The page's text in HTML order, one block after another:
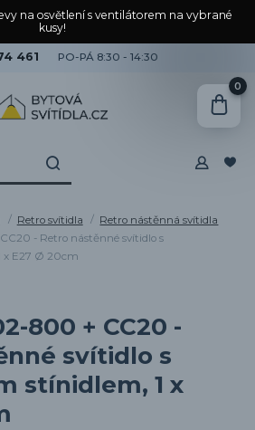
na osvětlení s ventilátorem na vybrané
kusy!
461 PO-PÁ 8:30 - 14:30
0
Retro svítidla
Retro nástěnná svítidla
- Retro nástěnné svítidlo s
x E27 Ø 20cm
800 + CC20 -
svítidlo s
stínidlem, 1 x